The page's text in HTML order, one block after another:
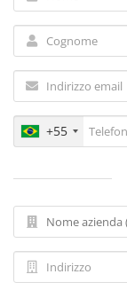
+55